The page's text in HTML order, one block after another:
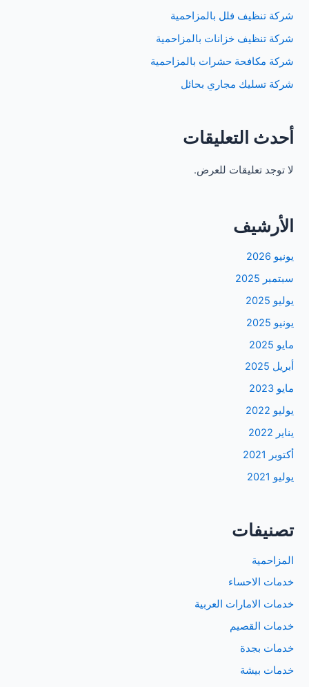
شركة تنظيف فلل بالمزاحمية
شركة تنظيف خزانات بالمزاحمية
شركة مكافحة حشرات بالمزاحمية
شركة تسليك مجاري بحائل
أحدث التعليقات
لا توجد تعليقات للعرض.
الأرشيف
يونيو 2026
سبتمبر 2025
يوليو 2025
يونيو 2025
مايو 2025
أبريل 2025
مايو 2023
يوليو 2022
يناير 2022
أكتوبر 2021
يوليو 2021
تصنيفات
المزاحمية
خدمات الاحساء
خدمات الامارات العربية
خدمات القصيم
خدمات بجدة
خدمات بيشة